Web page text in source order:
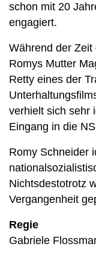
schon mit 20
engagiert.
Während der
Romys Mutter
Retty eines der
verhielt sich sehr
Eingang in die
Romy Schneider
Nichtsdestotrotz
Vergangenheit
Regie
Gabriele